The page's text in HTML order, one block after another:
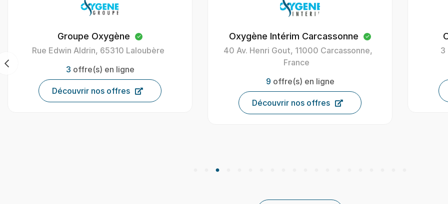
Oxygène Intérim Carcassonne
40 Av. Henri Gout, 11000 Carcassonne,
9offre(s) en ligne
Découvrir nos offres
Oxygène Intérim Figeac
3 Rue Paul Bert, 46100 Figeac
Découvrir nos offres
4